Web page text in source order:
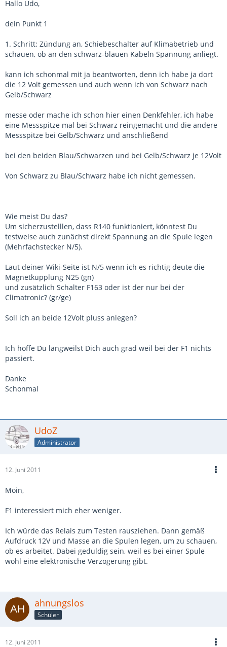
Hallo Udo,
dein Punkt 1
1. Schritt: Zündung an, Schiebeschalter auf Klimabetrieb und
schauen, ob an den schwarz-blauen Kabeln Spannung anliegt.
kann ich schonmal mit ja beantworten, denn ich habe ja dort
die 12 Volt gemessen und auch wenn ich von Schwarz nach
Gelb/Schwarz
messe oder mache ich schon hier einen Denkfehler, ich habe
eine Messspitze mal bei Schwarz reingemacht und die andere
Messspitze bei Gelb/Schwarz und anschließend
bei den beiden Blau/Schwarzen und bei Gelb/Schwarz je 12Volt
Von Schwarz zu Blau/Schwarz habe ich nicht gemessen.
Wie meist Du das?
Um sicherzustelllen, dass R140 funktioniert, könntest Du
testweise auch zunächst direkt Spannung an die Spule legen
(Mehrfachstecker N/5).
Laut deiner Wiki-Seite ist N/5 wenn ich es richtig deute die
Magnetkupplung N25 (gn)
und zusätzlich Schalter F163 oder ist der nur bei der
Climatronic? (gr/ge)
Soll ich an beide 12Volt pluss anlegen?
Ich hoffe Du langweilst Dich auch grad weil bei der F1 nichts
passiert.
Danke
Schonmal
UdoZ
Administrator
12. Juni 2011
Moin,
F1 interessiert mich eher weniger.
Ich würde das Relais zum Testen rausziehen. Dann gemäß
Aufdruck 12V und Masse an die Spulen legen, um zu schauen,
ob es arbeitet. Dabei geduldig sein, weil es bei einer Spule
wohl eine elektronische Verzögerung gibt.
ahnungslos
Schüler
12. Juni 2011